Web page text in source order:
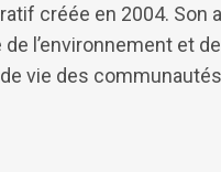
créée en 2004. Son
l’environnement et de
vie des